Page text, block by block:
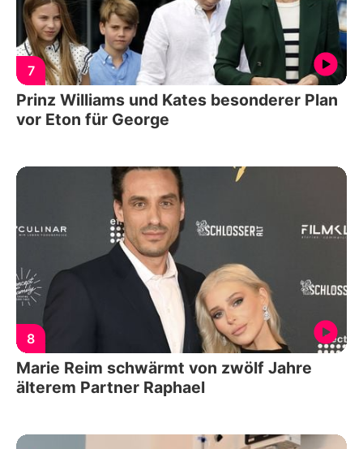
7
Prinz Williams und Kates besonderer Plan
vor Eton für George
8
Marie Reim schwärmt von zwölf Jahre
älterem Partner Raphael